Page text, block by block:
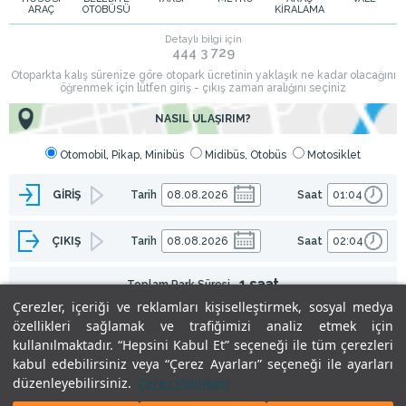
Çerezler, içeriği ve reklamları kişiselleştirmek, sosyal medya
özellikleri sağlamak ve trafiğimizi analiz etmek için
kullanılmaktadır. “Hepsini Kabul Et” seçeneği ile tüm çerezleri
kabul edebilirsiniz veya “Çerez Ayarları” seçeneği ile ayarları
düzenleyebilirsiniz. Çerez Politikası
ARAÇ
OTOBÜSÜ
KİRALAMA